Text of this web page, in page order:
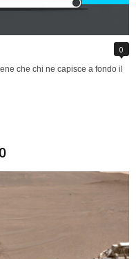
0
che chi ne capisce a fondo il